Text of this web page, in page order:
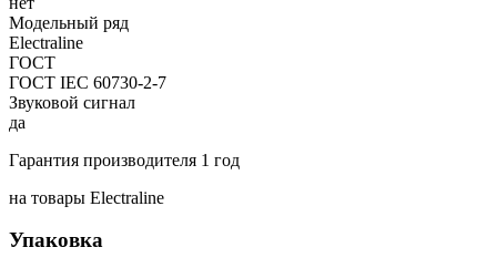
Модельный ряд
Electraline
ГОСТ
ГОСТ IEC 60730-2-7
Звуковой сигнал
да
Гарантия производителя 1 год
на товары Electraline
Упаковка